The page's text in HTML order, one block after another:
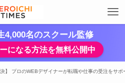
4,000名のスクール監修
になる方法を無料公開中
決】 プロのWEBデザイナーが転職や仕事の受注をサ